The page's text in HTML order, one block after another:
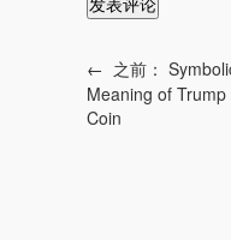
← 之前：
Meaning of Trump
Coin